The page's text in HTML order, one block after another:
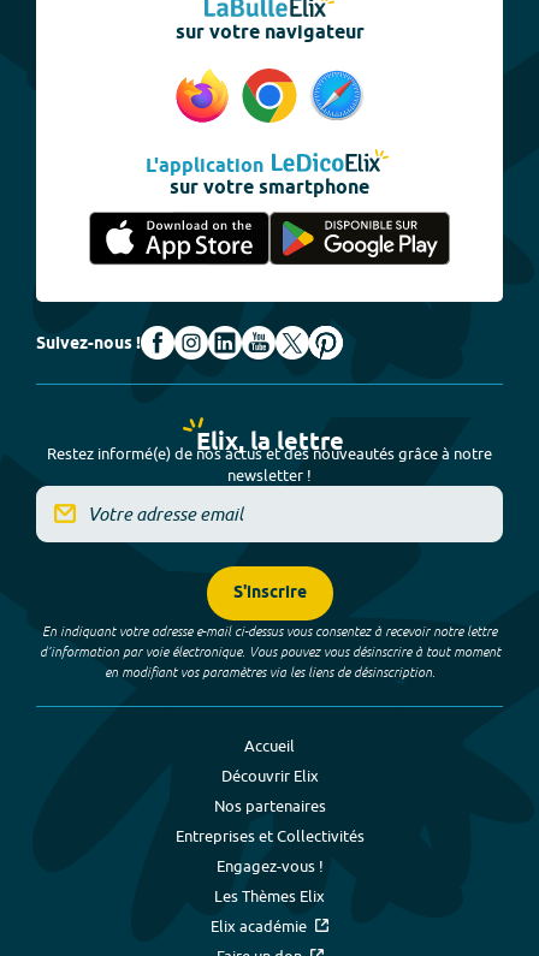
sur votre navigateur
L'application
sur votre smartphone
Suivez-nous !
Elix, la lettre
Restez informé(e) de nos actus et des nouveautés grâce à notre
newsletter !
S'inscrire
En indiquant votre adresse e-mail ci-dessus vous consentez à recevoir notre lettre
d’information par voie électronique. Vous pouvez vous désinscrire à tout moment
en modifiant vos paramètres via les liens de désinscription.
Accueil
Découvrir Elix
Nos partenaires
Entreprises et Collectivités
Engagez-vous !
Les Thèmes Elix
Elix académie